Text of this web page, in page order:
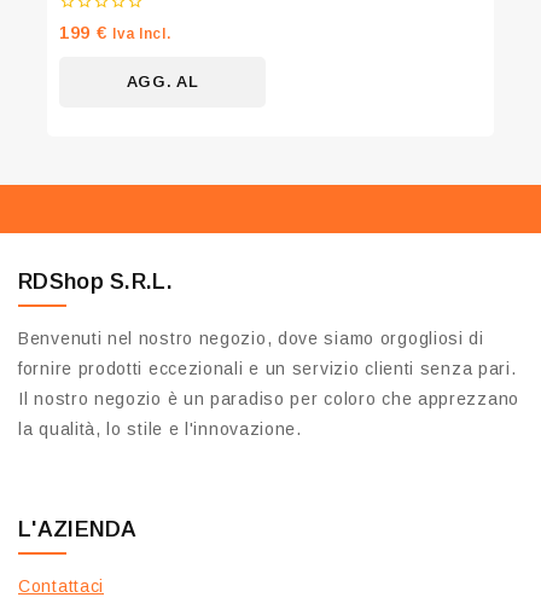
0
su
199 € Iva Incl.
AGG. AL
RDShop S.R.L.
Benvenuti nel nostro negozio, dove siamo orgogliosi di
fornire prodotti eccezionali e un servizio clienti senza pari.
Il nostro negozio è un paradiso per coloro che apprezzano
la qualità, lo stile e l'innovazione.
L'AZIENDA
Contattaci